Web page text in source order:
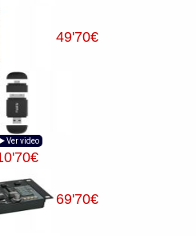
49'70€
Ver video
'70€
69'70€